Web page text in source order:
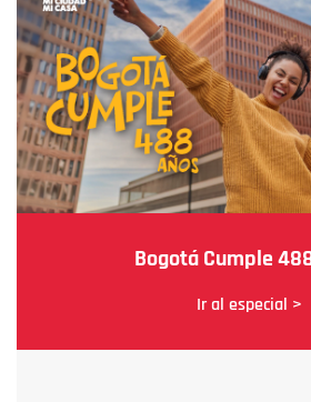
Bogotá Cumple
Ir al especial >